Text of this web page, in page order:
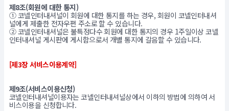
제8조(회원에 대한 통지)
① 코넬인터내셔널이 회원에 대한 통지를 하는 경우, 회원이 코넬인터내셔
널에게 제출한 전자우편 주소로 할 수 있습니다.
② 코넬인터내셔널은 불특정다수 회원에 대한 통지의 경우 1주일이상 코넬
인터내셔널 게시판에 게시함으로서 개별 통지에 갈음할 수 있습니다.
[제3장 서비스이용계약]
제9조(서비스이용신청)
코넬인터내셔널이용자는 코넬인터내셔널상에서 이하의 방법에 의하여 서
비스이용을 신청합니다.